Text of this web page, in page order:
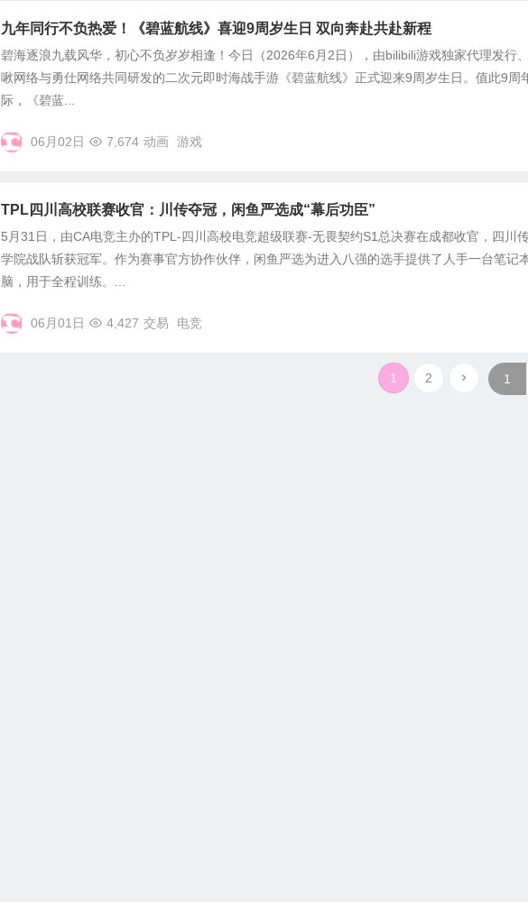
九年同行不负热爱！《碧蓝航线》喜迎9周岁生日 双向奔赴共赴新程
碧海逐浪九载风华，初心不负岁岁相逢！今日（2026年6月2日），由bilibili游戏独家代理发行
啾网络与勇仕网络共同研发的二次元即时海战手游《碧蓝航线》正式迎来9周岁生日。值此9周
际，《碧蓝...
06月02日 7,674 动画 游戏
TPL四川高校联赛收官：川传夺冠，闲鱼严选成“幕后功臣”
5月31日，由CA电竞主办的TPL-四川高校电竞超级联赛-无畏契约S1总决赛在成都收官，四川
学院战队斩获冠军。作为赛事官方协作伙伴，闲鱼严选为进入八强的选手提供了人手一台笔记
脑，用于全程训练。...
06月01日 4,427 交易 电竞
1 2